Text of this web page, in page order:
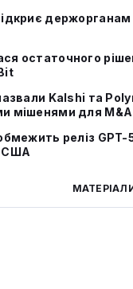
остаточного
Kalshi та
мішенями для M&A
реліз GPT-
США